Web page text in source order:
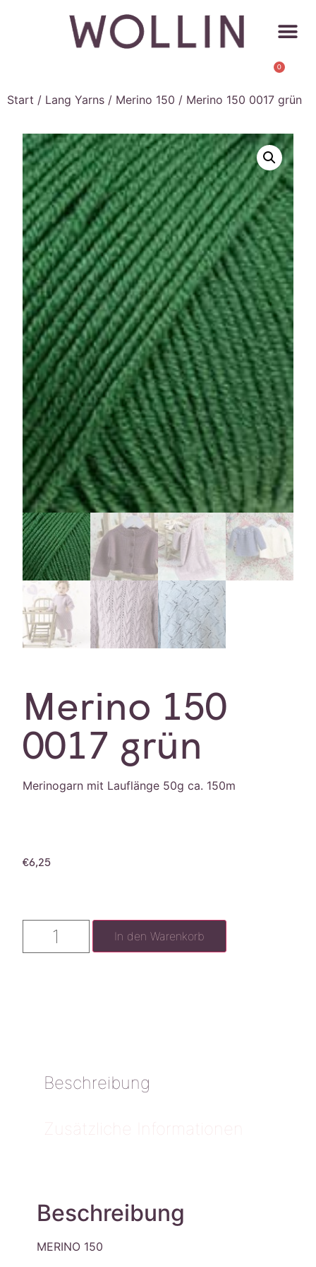
0
Start / Lang Yarns / Merino 150 / Merino 150 0017 grün
Merino 150
0017 grün
Merinogarn mit Lauflänge 50g ca. 150m
€6,25
In den Warenkorb
Beschreibung
Zusätzliche Informationen
Beschreibung
MERINO 150